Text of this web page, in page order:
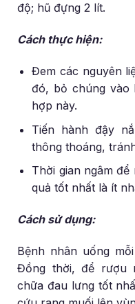
độ; hũ đựng 2 lít.
Cách thực hiện:
Đem các nguyên
đó, bỏ chúng
hợp này.
Tiến hành đậy
thông thoáng,
Thời gian ngâm
quả tốt nhất là ít
Cách sử dụng:
Bệnh nhân uống
Đồng thời, để rượu
chữa đau lưng tốt